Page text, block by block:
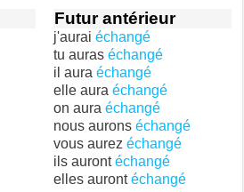
Futur antérieur
j'aurai échangé
tu auras échangé
il aura échangé
elle aura échangé
on aura échangé
nous aurons échangé
vous aurez échangé
ils aurontéchangé
elles aurontéchangé